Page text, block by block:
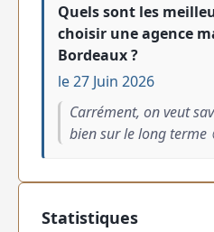
Quels sont les
choisir une agence
Bordeaux ?
le 27 Juin 2026
Carrément, on veut
bien sur le long terme
Statistiques